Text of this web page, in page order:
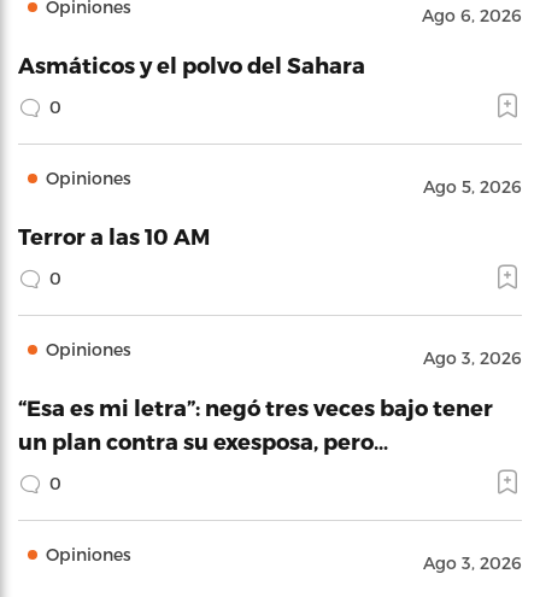
Opiniones Ago 6, 2026
Asmáticos y el polvo del Sahara
0
Opiniones Ago 5, 2026
Terror a las 10 AM
0
Opiniones Ago 3, 2026
“Esa es mi letra”: negó tres veces bajo tener
un plan contra su exesposa, pero…
0
Opiniones Ago 3, 2026